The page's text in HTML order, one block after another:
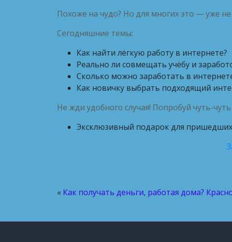
Похоже на чудо? Но для многих это — уже
Сегодняшние темы:
Как найти лёгкую работу в интернете?
Реально ли совмещать учёбу и
Сколько можно заработать в
Как новичку выбрать подходящий
Не жди удобного случая! Попробуй чуть-
Эксклюзивный подарок для
« Как получать деньги, работая дома?